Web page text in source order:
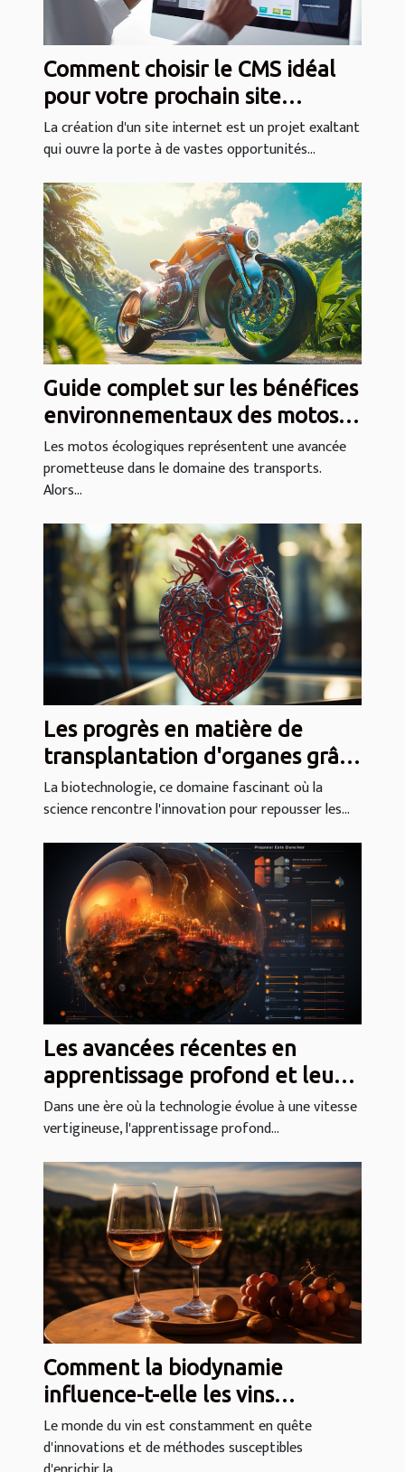
Comment choisir le CMS idéal
pour votre prochain site
internet
La création d'un site internet est un projet exaltant
qui ouvre la porte à de vastes opportunités...
Guide complet sur les bénéfices
environnementaux des motos
écologiques
Les motos écologiques représentent une avancée
prometteuse dans le domaine des transports.
Alors...
Les progrès en matière de
transplantation d'organes grâce
à la biotechnologie
La biotechnologie, ce domaine fascinant où la
science rencontre l'innovation pour repousser les...
Les avancées récentes en
apprentissage profond et leurs
applications quotidiennes
Dans une ère où la technologie évolue à une vitesse
vertigineuse, l'apprentissage profond...
Comment la biodynamie
influence-t-elle les vins
primeurs ?
Le monde du vin est constamment en quête
d'innovations et de méthodes susceptibles